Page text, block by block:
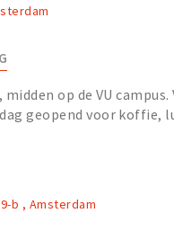
op de VU campus.
geopend voor koffie,
b , Amsterdam